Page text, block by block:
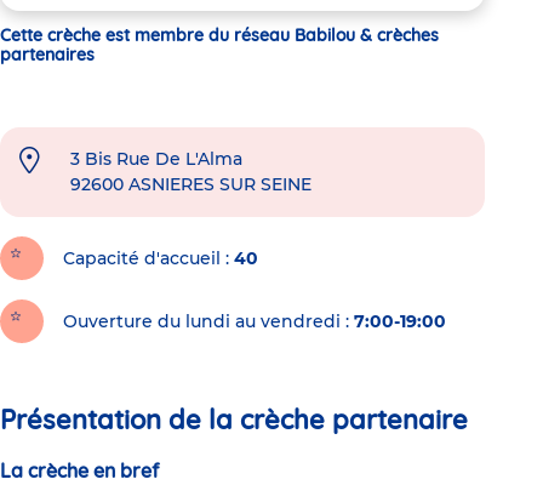
Cette crèche est membre du réseau Babilou & crèches
partenaires
3 Bis Rue De L'Alma
92600 ASNIERES SUR SEINE
Capacité d'accueil 40
Ouverture du lundi au vendredi : 7:00-19:00
Présentation de la crèche partenaire
La crèche en bref